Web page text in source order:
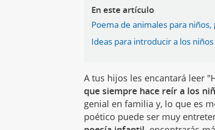
En este artículo
Poema de animales para niños,
Ideas para introducir a los
A tus hijos les encantará leer
que siempre hace reír a los
genial en familia y, lo que es
poético puede ser muy